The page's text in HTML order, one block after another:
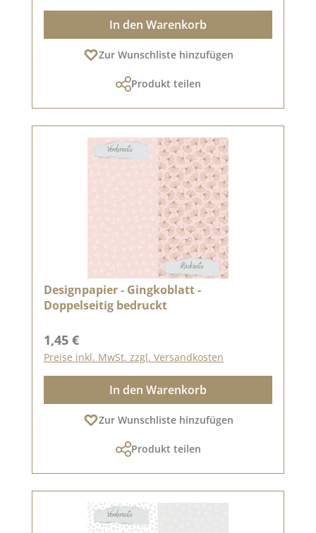
In den Warenkorb
Zur Wunschliste hinzufügen
Produkt teilen
Designpapier - Gingkoblatt -
Doppelseitig bedruckt
Regulärer Preis:
1,45 €
Preise inkl. MwSt. zzgl. Versandkosten
In den Warenkorb
Zur Wunschliste hinzufügen
Produkt teilen